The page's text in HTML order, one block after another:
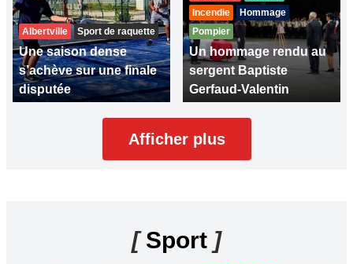
Albertville Sport de raquette
Une saison dense
s’achève sur une finale
disputée
Incendie
Hommage
Pompier
Un hommage rendu au
sergent Baptiste
Gerfaud-Valentin
Afficher plus
[Sport ]